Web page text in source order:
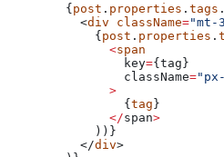
        {
post . properties . tags .
          <
div className="mt-
            {
post . properties .
              <
span
                key
={ tag }
                className
=
              >
                {
tag }
              </
span>
            ))}
          </
div>